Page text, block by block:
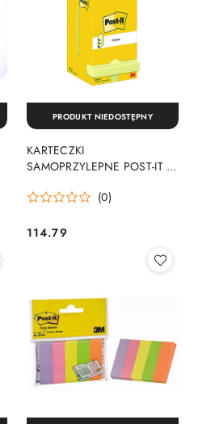
KARTECZKI
SAMOPRZYLEPNE POST-IT Z-
12X100 KART., ŻÓŁTE 3M
(0)
Cena:
114.79
PRODUKT NIEDOSTĘPNY